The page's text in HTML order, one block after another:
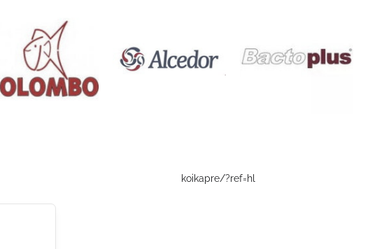
koikapre/?ref=hl